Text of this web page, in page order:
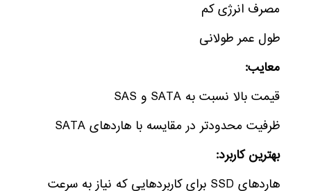
مصرف انرژی کم
طول عمر طولانی
معایب:
قیمت بالا نسبت به SATA و SAS
ظرفیت محدودتر در مقایسه با هاردهای SATA
بهترین کاربرد:
هاردهای SSD برای کاربردهایی که نیاز به سرعت